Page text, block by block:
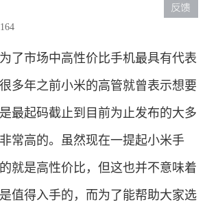
了市场中高性价比手机最具有代表
多年之前小米的高管就曾表示想要
最起码截止到目前为止发布的大多
常高的。虽然现在一提起小米手
就是高性价比，但这也并不意味着
值得入手的，而为了能帮助大家选